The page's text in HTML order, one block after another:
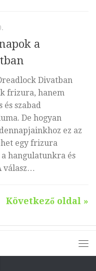
a
Divatban
frizura, hanem
és szabad
De hogyan
ez az
egy frizura
hangulatunkra és
válasz…
Következő oldal »